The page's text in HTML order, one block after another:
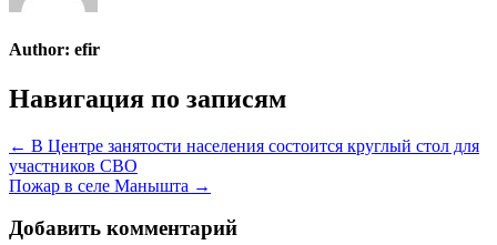
Author: efir
Навигация по записям
← В Центре занятости населения состоится круглый стол для
участников СВО
Пожар в селе Манышта →
Добавить комментарий